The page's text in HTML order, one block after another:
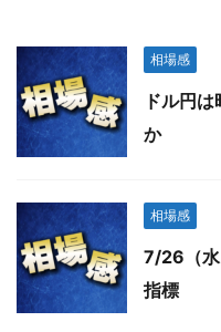
相場感
ドル円
か
相場感
7/26（水
指標